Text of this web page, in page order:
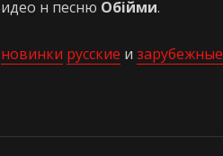
н песню Обійми.
новинки русские и зарубежные